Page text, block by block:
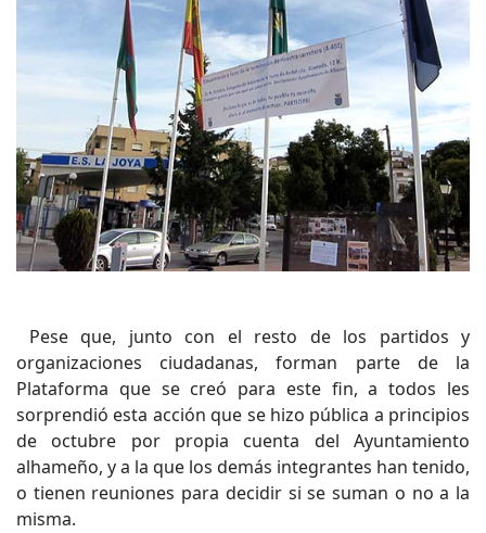
Pese que, junto con el resto de los partidos y
organizaciones ciudadanas, forman parte de la
Plataforma que se creó para este fin, a todos les
sorprendió esta acción que se hizo pública a principios
de octubre por propia cuenta del Ayuntamiento
alhameño, y a la que los demás integrantes han tenido,
o tienen reuniones para decidir si se suman o no a la
misma.